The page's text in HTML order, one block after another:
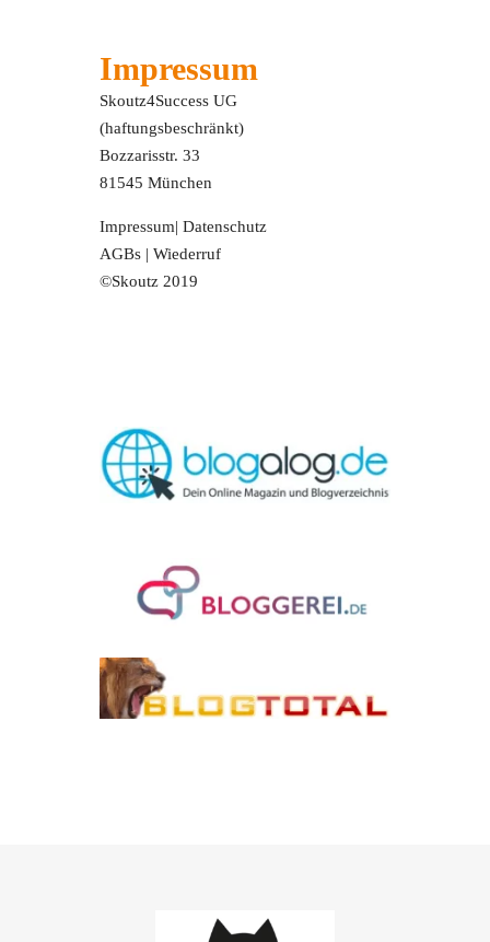
Impressum
Skoutz4Success UG
(haftungsbeschränkt)
Bozzarisstr. 33
81545 München
Impressum|Datenschutz
AGBs |Wiederruf
©Skoutz 2019